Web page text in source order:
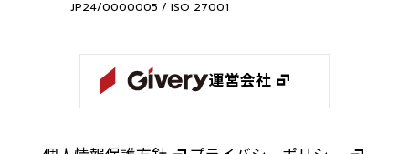
JP24/0000005 / ISO 27001
運営会社